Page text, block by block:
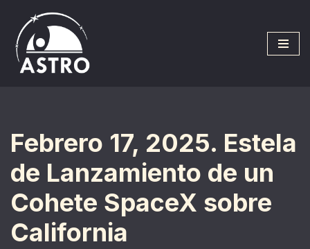
Saltar
al
contenido
Febrero 17, 2025. Estela
de Lanzamiento de un
Cohete SpaceX sobre
California